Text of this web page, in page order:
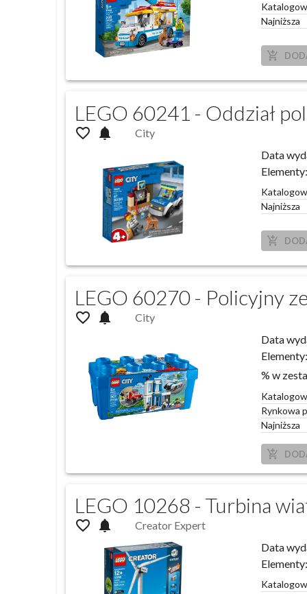
Najniższa
add_shopping_cart
LEGO 60241 - Oddział
favorite_outline notifications
City
Data
Elementy:
Najniższa
add_shopping_cart
LEGO 60270 - Policyjny
favorite_outline notifications
City
Data
Elementy:
% w
Rynkowa
Najniższa
add_shopping_cart
LEGO 10268 - Turbina
favorite_outline notifications
Creator Expert
Data
Elementy: